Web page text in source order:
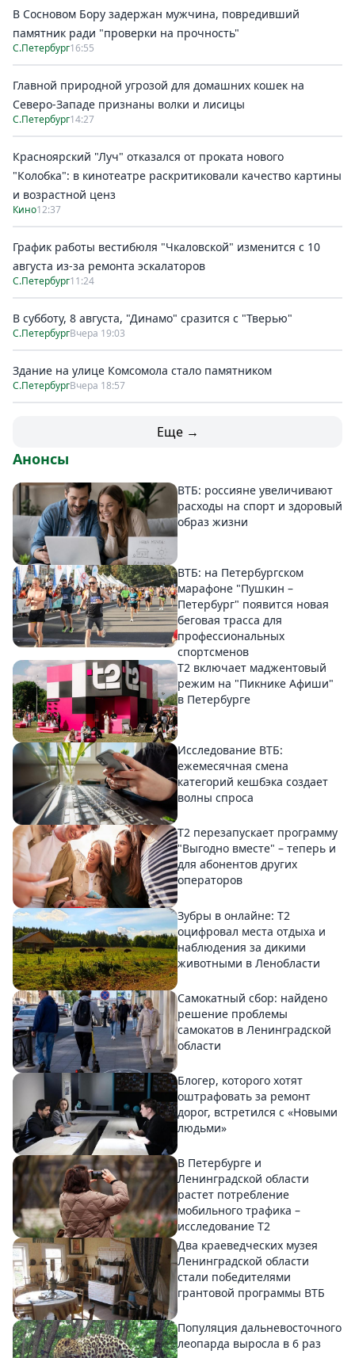
В Сосновом Бору задержан мужчина, повредивший
памятник ради "проверки на прочность"
С.Петербург16:55
Главной природной угрозой для домашних кошек на
Северо-Западе признаны волки и лисицы
С.Петербург14:27
Красноярский "Луч" отказался от проката нового
"Колобка": в кинотеатре раскритиковали качество картины
и возрастной ценз
Кино12:37
График работы вестибюля "Чкаловской" изменится с 10
августа из-за ремонта эскалаторов
С.Петербург11:24
В субботу, 8 августа, "Динамо" сразится с "Тверью"
С.ПетербургВчера 19:03
Здание на улице Комсомола стало памятником
С.ПетербургВчера 18:57
Еще →
Анонсы
ВТБ: россияне увеличивают
расходы на спорт и здоровый
образ жизни
ВТБ: на Петербургском
марафоне "Пушкин –
Петербург" появится новая
беговая трасса для
профессиональных
спортсменов
Т2 включает маджентовый
режим на "Пикнике Афиши"
в Петербурге
Исследование ВТБ:
ежемесячная смена
категорий кешбэка создает
волны спроса
Т2 перезапускает программу
"Выгодно вместе" – теперь и
для абонентов других
операторов
Зубры в онлайне: Т2
оцифровал места отдыха и
наблюдения за дикими
животными в Ленобласти
Самокатный сбор: найдено
решение проблемы
самокатов в Ленинградской
области
Блогер, которого хотят
оштрафовать за ремонт
дорог, встретился с «Новыми
людьми»
В Петербурге и
Ленинградской области
растет потребление
мобильного трафика –
исследование T2
Два краеведческих музея
Ленинградской области
стали победителями
грантовой программы ВТБ
Популяция дальневосточного
леопарда выросла в 6 раз